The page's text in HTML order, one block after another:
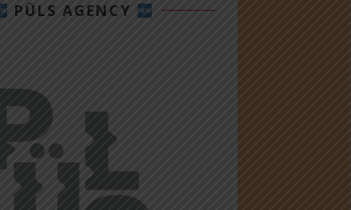
PÜLS AGENCY